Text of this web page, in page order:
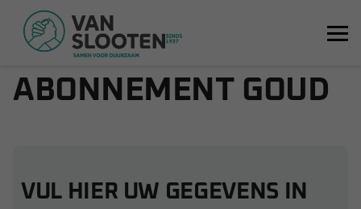
CV-KETEL
ABONNEMENT GOUD
VUL HIER UW GEGEVENS IN